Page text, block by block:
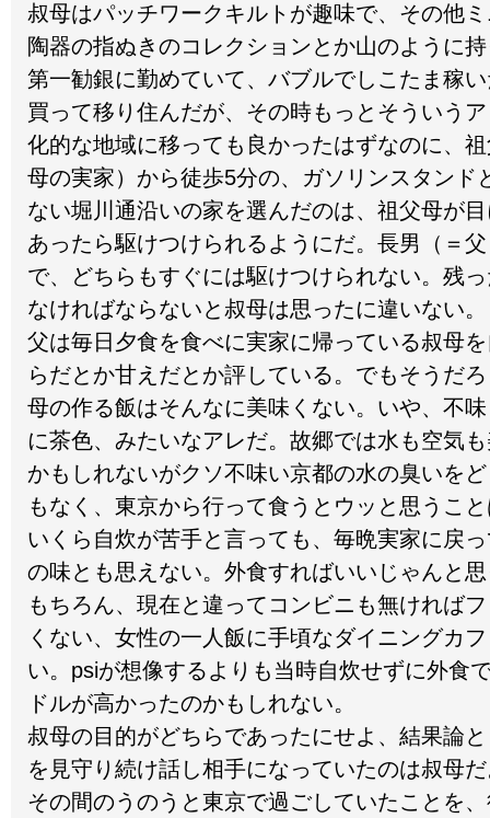
叔母はパッチワークキルトが趣味で、その他
陶器の指ぬきのコレクションとか山のように
第一勧銀に勤めていて、バブルでしこたま稼
買って移り住んだが、その時もっとそういう
化的な地域に移っても良かったはずなのに、
母の実家）から徒歩5分の、ガソリンスタンド
ない堀川通沿いの家を選んだのは、祖父母が
あったら駆けつけられるようにだ。長男（＝
で、どちらもすぐには駆けつけられない。残
なければならないと叔母は思ったに違いない。
父は毎日夕食を食べに実家に帰っている叔母
らだとか甘えだとか評している。でもそうだ
母の作る飯はそんなに美味くない。いや、不
に茶色、みたいなアレだ。故郷では水も空気
かもしれないがクソ不味い京都の水の臭いを
もなく、東京から行って食うとウッと思うこ
いくら自炊が苦手と言っても、毎晩実家に戻
の味とも思えない。外食すればいいじゃんと
もちろん、現在と違ってコンビニも無ければ
くない、女性の一人飯に手頃なダイニングカ
い。psiが想像するよりも当時自炊せずに外食
ドルが高かったのかもしれない。
叔母の目的がどちらであったにせよ、結果論
を見守り続け話し相手になっていたのは叔母
その間のうのうと東京で過ごしていたことを